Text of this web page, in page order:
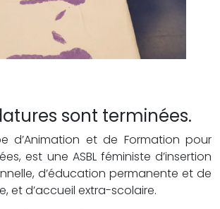
sont terminées.
d’Animation et de Formation pour
est une ASBL féministe d’insertion
d’éducation permanente et de
et d’accueil extra-scolaire.